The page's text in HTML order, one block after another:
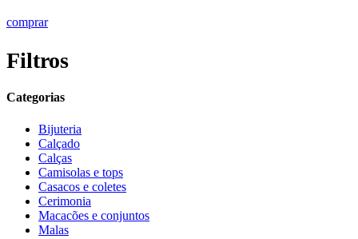
comprar
Filtros
Categorias
Bijuteria
Calçado
Calças
Camisolas e tops
Casacos e coletes
Cerimonia
Macacões e conjuntos
Malas